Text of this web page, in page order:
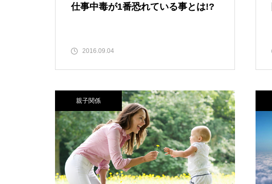
仕事中毒が1番恐れている事とは!?
2016.09.04
親子関係